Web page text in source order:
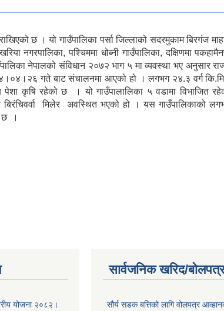
छ । यो गाउँपालिका पर्सा जिल्लाको सदरमुकाम बिरगंज
नगरपालिका, पश्चिममा धोब्नी गाउँपालिका, दक्षिणमा
नेपालको संविधान २०७२ भाग ५ मा व्यवस्था भए अनुसार
गते बाट संचालनमा आएको हो । लगभग २४.३ वर्ग
पेशा कृषि रहेको छ । यो गाउँपालालिका ५ वडामा विभाजित
र बिरंचिवर्वा मिलेर अवस्थित भएको हो । यस गाउँपालिकाको
छ ।
योजना २०८२।
सार्वजनिक खरिद/
सौर्य सडक बत्तिको लागि वोलपत्र